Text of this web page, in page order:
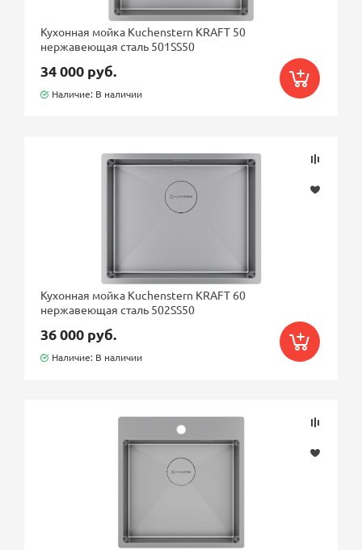
Кухонная мойка Kuchenstern KRAFT 50
нержавеющая сталь 501SS50
34 000 руб.
Наличие: В наличии
Кухонная мойка Kuchenstern KRAFT 60
нержавеющая сталь 502SS50
36 000 руб.
Наличие: В наличии